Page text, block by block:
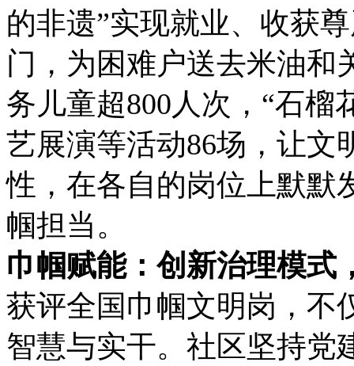
的非遗”实现就业、收获
门，为困难户送去米油和
务儿童超800人次，“石榴
艺展演等活动86场，让文
性，在各自的岗位上默默
帼担当。
巾帼赋能：创新治理模式
获评全国巾帼文明岗，不
智慧与实干。社区坚持党